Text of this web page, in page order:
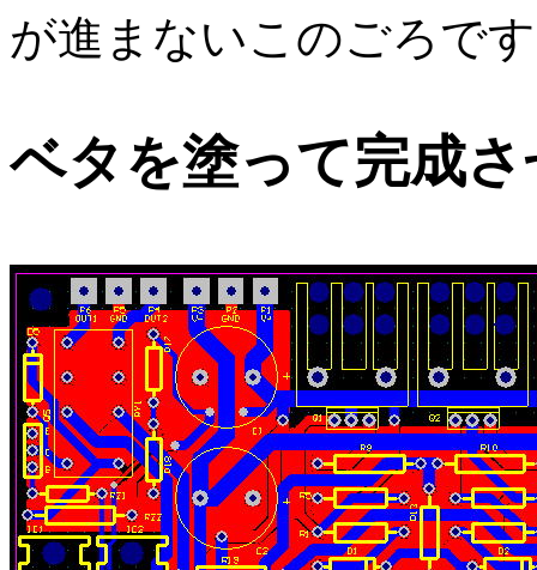
が進まないこのごろで
ベタを塗って完成